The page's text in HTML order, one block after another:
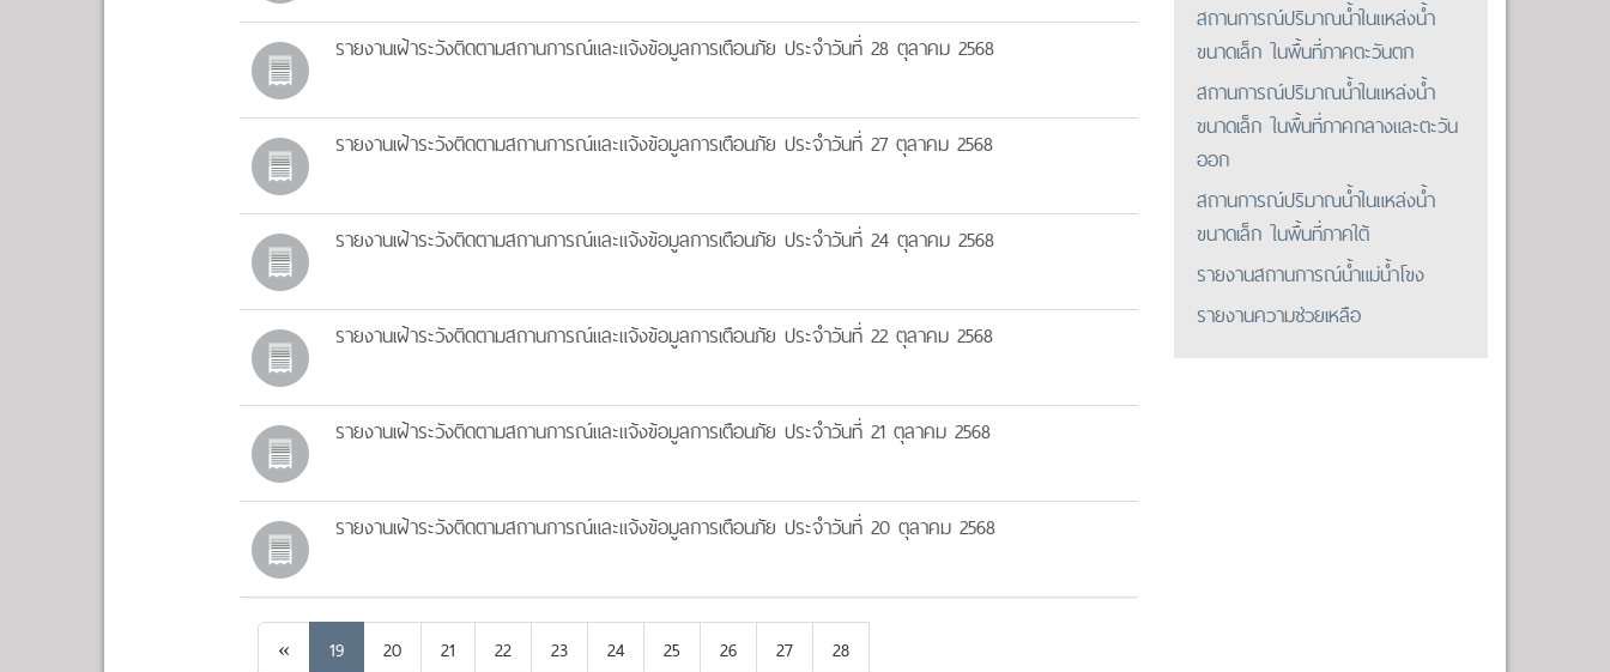
รายงานเฝ้าระวังติดตามสถานการณ์และแจ้งข้อมูลการเตือนภัย ประจำวันที่ 28 ตุลาคม 2568
รายงานเฝ้าระวังติดตามสถานการณ์และแจ้งข้อมูลการเตือนภัย ประจำวันที่ 27 ตุลาคม 2568
รายงานเฝ้าระวังติดตามสถานการณ์และแจ้งข้อมูลการเตือนภัย ประจำวันที่ 24 ตุลาคม 2568
รายงานเฝ้าระวังติดตามสถานการณ์และแจ้งข้อมูลการเตือนภัย ประจำวันที่ 22 ตุลาคม 2568
รายงานเฝ้าระวังติดตามสถานการณ์และแจ้งข้อมูลการเตือนภัย ประจำวันที่ 21 ตุลาคม 2568
รายงานเฝ้าระวังติดตามสถานการณ์และแจ้งข้อมูลการเตือนภัย ประจำวันที่ 20 ตุลาคม 2568
«Previous
19 20 21 22 23 24 25 26 27
28
สถานการณ์ปริมาณน้ำในแหล่งน้ำ
ขนาดเล็ก ในพื้นที่ภาคตะวันตก
สถานการณ์ปริมาณน้ำในแหล่งน้ำ
ขนาดเล็ก ในพื้นที่ภาคกลางและตะวัน
ออก
สถานการณ์ปริมาณน้ำในแหล่งน้ำ
ขนาดเล็ก ในพื้นที่ภาคใต้
รายงานสถานการณ์น้ำแม่น้ำโขง
รายงานความช่วยเหลือ